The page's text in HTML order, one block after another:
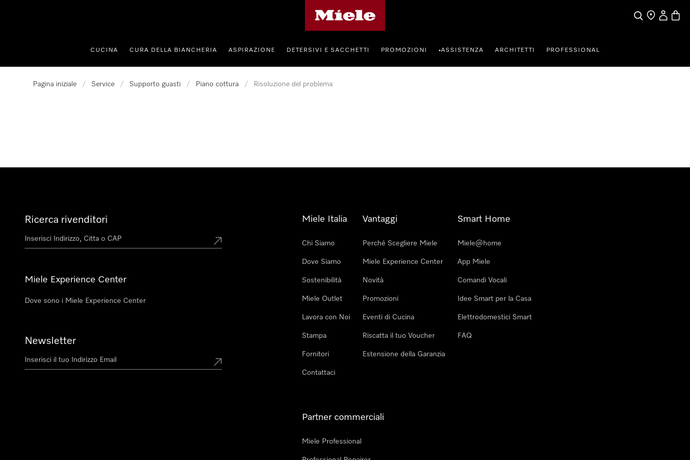
CercaRicerca
Il mio
CUCINA CURA DELLA BIANCHERIA ASPIRAZIONE DETERSIVI E SACCHETTI PROMOZIONI •ASSISTENZA ARCHITETTI PROFESSIONAL
Pagina iniziale / Service / Supporto guasti / Piano cottura / Risoluzione del problema
Ricerca rivenditori
Miele Experience Center
Dove sono i Miele Experience Center
Newsletter
Miele Italia
Chi Siamo
Dove Siamo
Sostenibilità
Miele Outlet
Lavora con Noi
Stampa
Fornitori
Contattaci
Vantaggi
Perché Scegliere Miele
Miele Experience Center
Novità
Promozioni
Eventi di Cucina
Riscatta il tuo Voucher
Estensione della Garanzia
Smart Home
Miele@home
App Miele
Comandi Vocali
Idee Smart per la Casa
Elettrodomestici Smart
FAQ
Partner commerciali
Miele Professional